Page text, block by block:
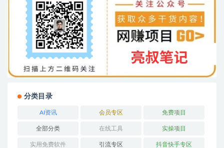
分类目录
AI资讯 会员专区 免费项目
全部分类 在线工具 实操项目
实用免费软件 引流专区 抖音快手专区